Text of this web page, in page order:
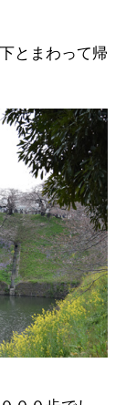
とまわって帰